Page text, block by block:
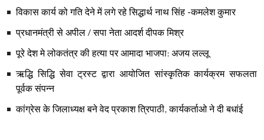
विकास कार्य को गति देने में लगे रहे सिद्धार्थ नाथ सिंह -कमलेश कुमार
प्रधानमंत्री से अपील / सपा नेता आदर्श दीपक मिश्र
पूरे देश मे लोकतंत्र की हत्या पर आमादा भाजपा: अजय लल्लू
ऋद्धि सिद्धि सेवा ट्रस्ट द्वारा आयोजित सांस्कृतिक कार्यक्रम सफलता
पूर्वक संपन्न
कांग्रेस के जिलाध्यक्ष बने वेद प्रकाश त्रिपाठी, कार्यकर्ताओ ने दी बधांई